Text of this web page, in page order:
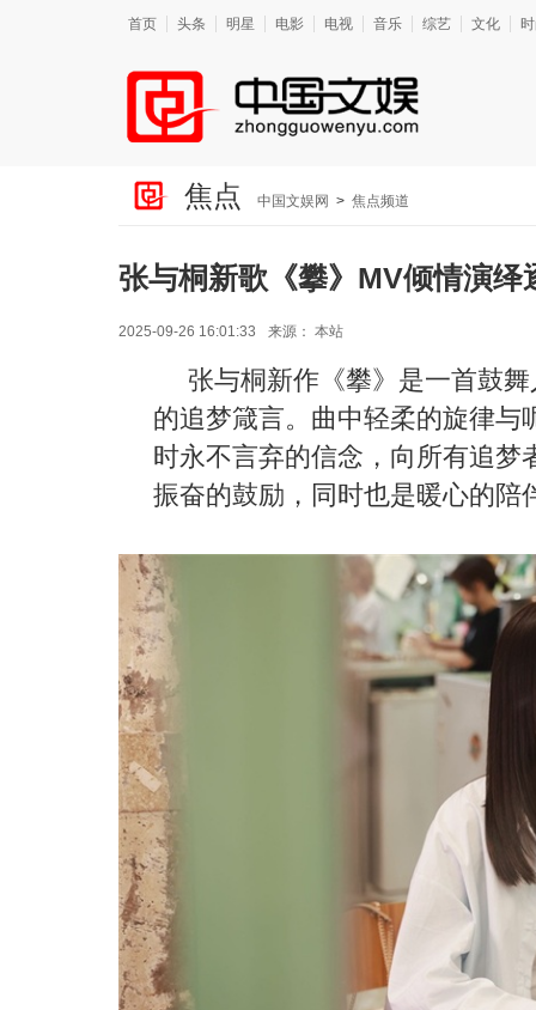
首页 头条 明星 电影 电视 音乐 综艺 文化
焦点 中国文娱网 > 焦点频道
张与桐新歌《攀》MV倾情演绎
2025-09-26 16:01:33 来源： 本站
张与桐新作《攀》 是一首鼓
的追梦箴言。曲中轻柔的旋律与
时永不言弃的信念 ， 向所有追梦
振奋的鼓励，同时也是暖心的陪